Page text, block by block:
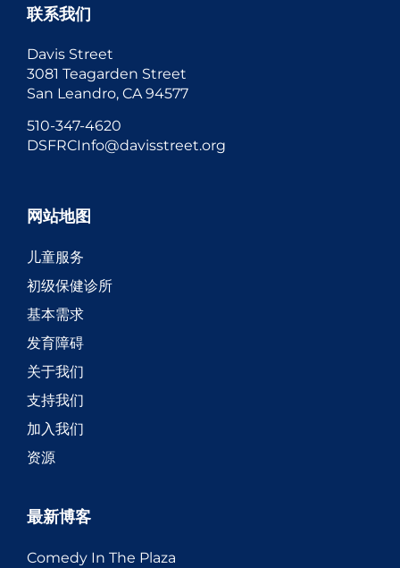
联系我们
Davis Street
3081 Teagarden Street
San Leandro, CA 94577
510-347-4620
DSFRCInfo@davisstreet.org
网站地图
儿童服务
初级保健诊所
基本需求
发育障碍
关于我们
支持我们
加入我们
资源
最新博客
Comedy In The Plaza